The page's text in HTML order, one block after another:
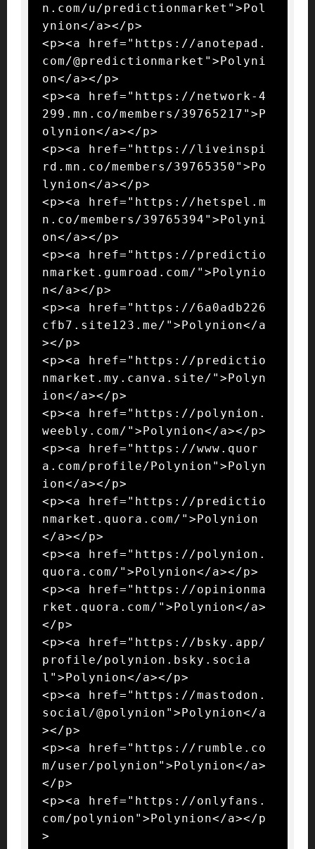
n.com/u/predictionmarket">Pol
ynion</a></p>
<p><a href="https://anotepad.
com/@predictionmarket">Polyni
on</a></p>
<p><a href="https://network-4
299.mn.co/members/39765217">P
olynion</a></p>
<p><a href="https://liveinspi
rd.mn.co/members/39765350">Po
lynion</a></p>
<p><a href="https://hetspel.m
n.co/members/39765394">Polyni
on</a></p>
<p><a href="https://predictio
nmarket.gumroad.com/">Polynio
n</a></p>
<p><a href="https://6a0adb226
cfb7.site123.me/">Polynion</a
></p>
<p><a href="https://predictio
nmarket.my.canva.site/">Polyn
ion</a></p>
<p><a href="https://polynion.
weebly.com/">Polynion</a></p>
<p><a href="https://www.quor
a.com/profile/Polynion">Polyn
ion</a></p>
<p><a href="https://predictio
nmarket.quora.com/">Polynion
</a></p>
<p><a href="https://polynion.
quora.com/">Polynion</a></p>
<p><a href="https://opinionma
rket.quora.com/">Polynion</a>
</p>
<p><a href="https://bsky.app/
profile/polynion.bsky.socia
l">Polynion</a></p>
<p><a href="https://mastodon.
social/@polynion">Polynion</a
></p>
<p><a href="https://rumble.co
m/user/polynion">Polynion</a>
</p>
<p><a href="https://onlyfans.
com/polynion">Polynion</a></p
>